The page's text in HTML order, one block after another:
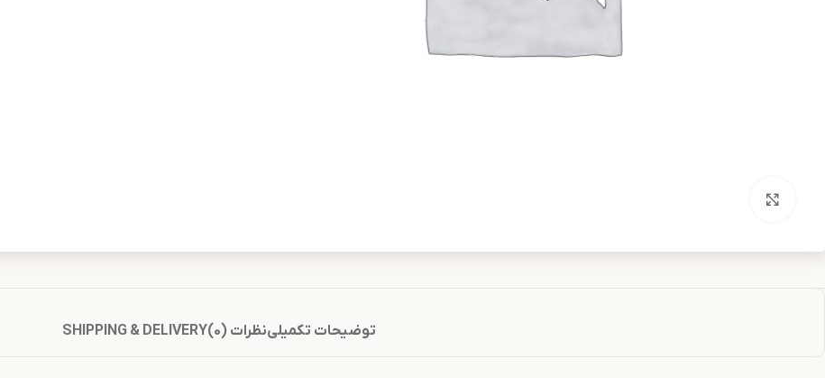
توضیحات تکمیلینظرات (0) SHIPPING & DELIVERY